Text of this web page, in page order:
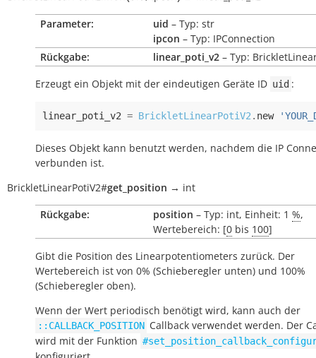
Parameter: uid – Typ: str
ipcon – Typ: IPConnection
Rückgabe:
linear_poti_v2 – Typ:
Erzeugt ein Objekt mit der eindeutigen Geräte ID uid :
linear_poti_v2 = BrickletLinearPotiV2 . new
Dieses Objekt kann benutzt werden, nachdem die IP
verbunden ist.
BrickletLinearPotiV2#get_position → int
Rückgabe:
position – Typ: int, Einheit: 1 %,
Wertebereich: [0 bis 100]
Gibt die Position des Linearpotentiometers zurück. Der
Wertebereich ist von 0% (Schieberegler unten) und 100%
(Schieberegler oben).
Wenn der Wert periodisch benötigt wird, kann auch der
::CALLBACK_POSITION Callback verwendet werden. Der
wird mit der Funktion